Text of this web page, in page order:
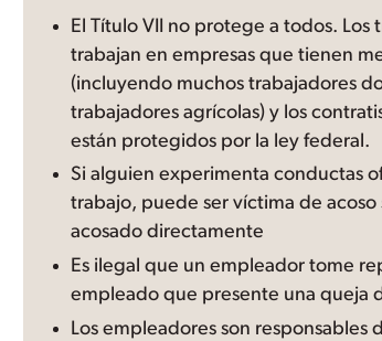
El Título VII no protege a todos. Los
trabajan en empresas que tienen
(incluyendo muchos trabajadores
trabajadores agrícolas) y los
están protegidos por la ley federal.
Si alguien experimenta conductas
trabajo, puede ser víctima de acoso
acosado directamente
Es ilegal que un empleador tome
empleado que presente una queja
Los empleadores son responsables